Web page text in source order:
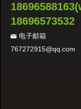
18696573532
电子邮箱
767272915@qq.com